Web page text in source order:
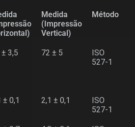
Medida
(Impressão
Vertical)
Método
3,5 72 ± 5
ISO
527-1
± 0,1 2,1 ± 0,1
ISO
527-1